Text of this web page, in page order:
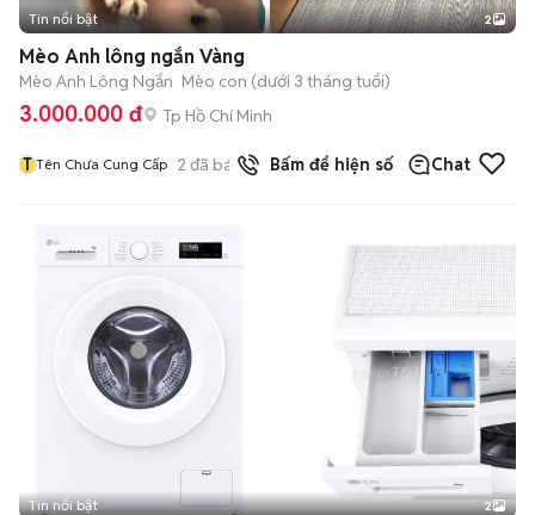
Tin nổi bật 2
Mèo Anh lông ngắn Vàng
Mèo Anh Lông Ngắn Mèo con (dưới 3 tháng tuổi)
3.000.000 đ Tp Hồ Chí Minh
T Tên Chưa Cung Cấp 2 đã bán Bấm để hiện số Chat
Tin nổi bật 2